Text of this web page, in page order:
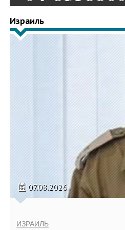
Израиль
07.08.2026
ИЗРАИЛЬ